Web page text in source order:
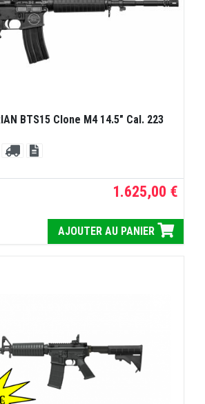
BTS15 Clone M4 14.5" Cal. 223
1.625,00 €
AJOUTER AU PANIER